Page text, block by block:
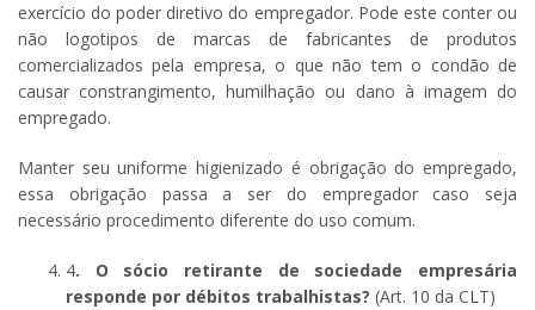
exercício do poder diretivo do empregador. Pode este conter ou
não logotipos de marcas de fabricantes de produtos
comercializados pela empresa, o que não tem o condão de
causar constrangimento, humilhação ou dano à imagem do
empregado.
Manter seu uniforme higienizado é obrigação do empregado,
essa obrigação passa a ser do empregador caso seja
necessário procedimento diferente do uso comum.
4. O sócio retirante de sociedade empresária
responde por débitos trabalhistas? (Art. 10 da CLT)